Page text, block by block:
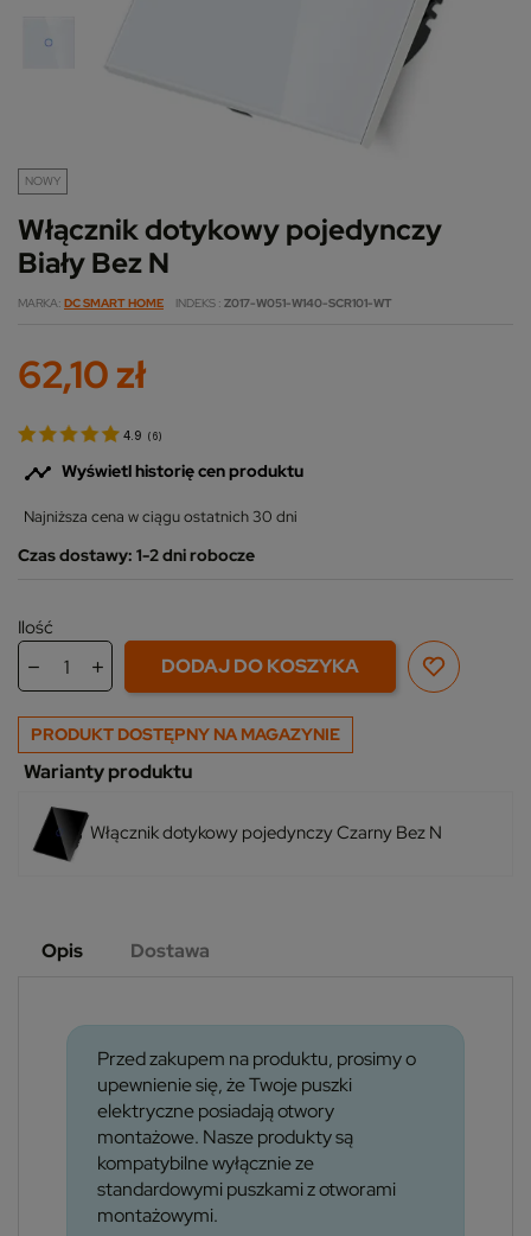
NOWY
Włącznik dotykowy pojedynczy
Biały Bez N
MARKA DC SMART HOME INDEKS Z017-W051-W140-SCR101-WT
62,10 zł
4.9 ( 6)
 Wyświetl historię cen produktu
Najniższa cena w ciągu ostatnich 30 dni
Czas dostawy: 1-2 dni robocze
Ilość
DODAJ DO KOSZYKA
PRODUKT DOSTĘPNY NA MAGAZYNIE
Warianty produktu
Włącznik dotykowy pojedynczy Czarny Bez N
Opis Dostawa
Przed zakupem na produktu, prosimy o
upewnienie się, że Twoje puszki
elektryczne posiadają otwory
montażowe. Nasze produkty są
kompatybilne wyłącznie ze
standardowymi puszkami z otworami
montażowymi.